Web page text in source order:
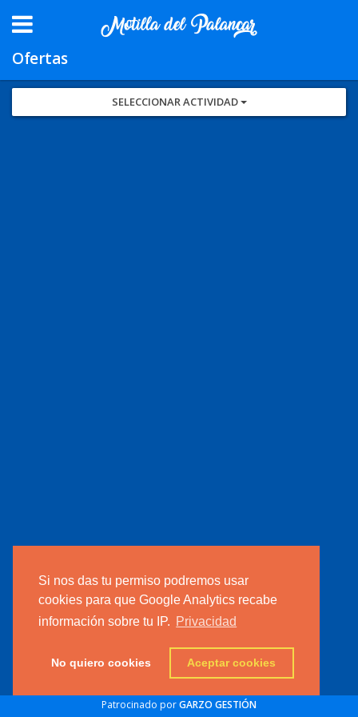
Si nos das tu permiso podremos usar
cookies para que Google Analytics recabe
información sobre tu IP. Privacidad
No quiero cookies Aceptar cookies
Ofertas
SELECCIONAR ACTIVIDAD
Patrocinado porGARZO GESTIÓN